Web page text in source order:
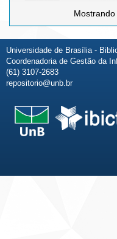
Universidade de Brasília -
Coordenadoria de Gestão da
(61) 3107-2683
repositorio@unb.br